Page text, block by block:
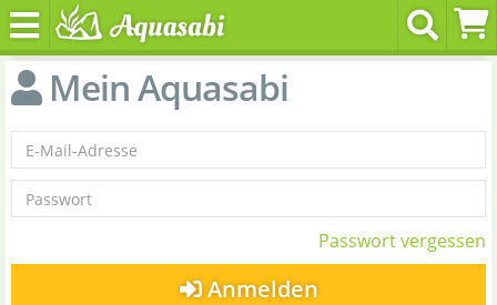
Mein Aquasabi
Passwort vergessen
Anmelden